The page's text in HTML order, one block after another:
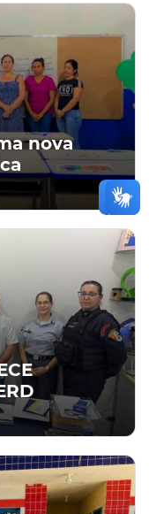
nova